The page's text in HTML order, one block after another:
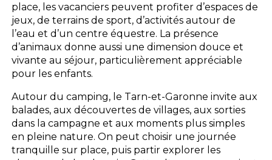
place, les vacanciers peuvent profiter d’espaces de
jeux, de terrains de sport, d’activités autour de
l’eau et d’un centre équestre. La présence
d’animaux donne aussi une dimension douce et
vivante au séjour, particulièrement appréciable
pour les enfants.
Autour du camping, le Tarn-et-Garonne invite aux
balades, aux découvertes de villages, aux sorties
dans la campagne et aux moments plus simples
en pleine nature. On peut choisir une journée
tranquille sur place, puis partir explorer les